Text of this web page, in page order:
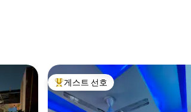
상위 게스트 선호
게스트 선호